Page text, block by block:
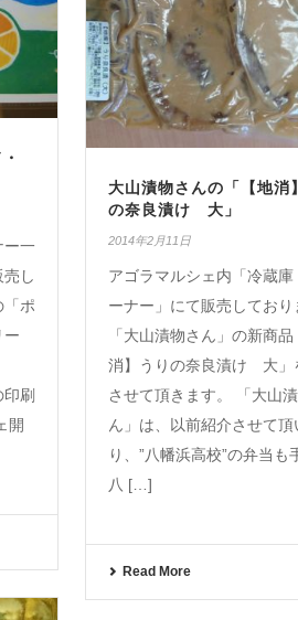
ー一
し
「ポ
ー
刷
開
大山漬物さんの「【地消
の奈良漬け 大」
2014年2月11日
アゴラマルシェ内「冷蔵
ーナー」にて販売しており
「大山漬物さん」の新商
消】うりの奈良漬け 大」
させて頂きます。 「大山
ん」は、以前紹介させて頂
り、”八幡浜高校”の弁当も
八 […]
Read More